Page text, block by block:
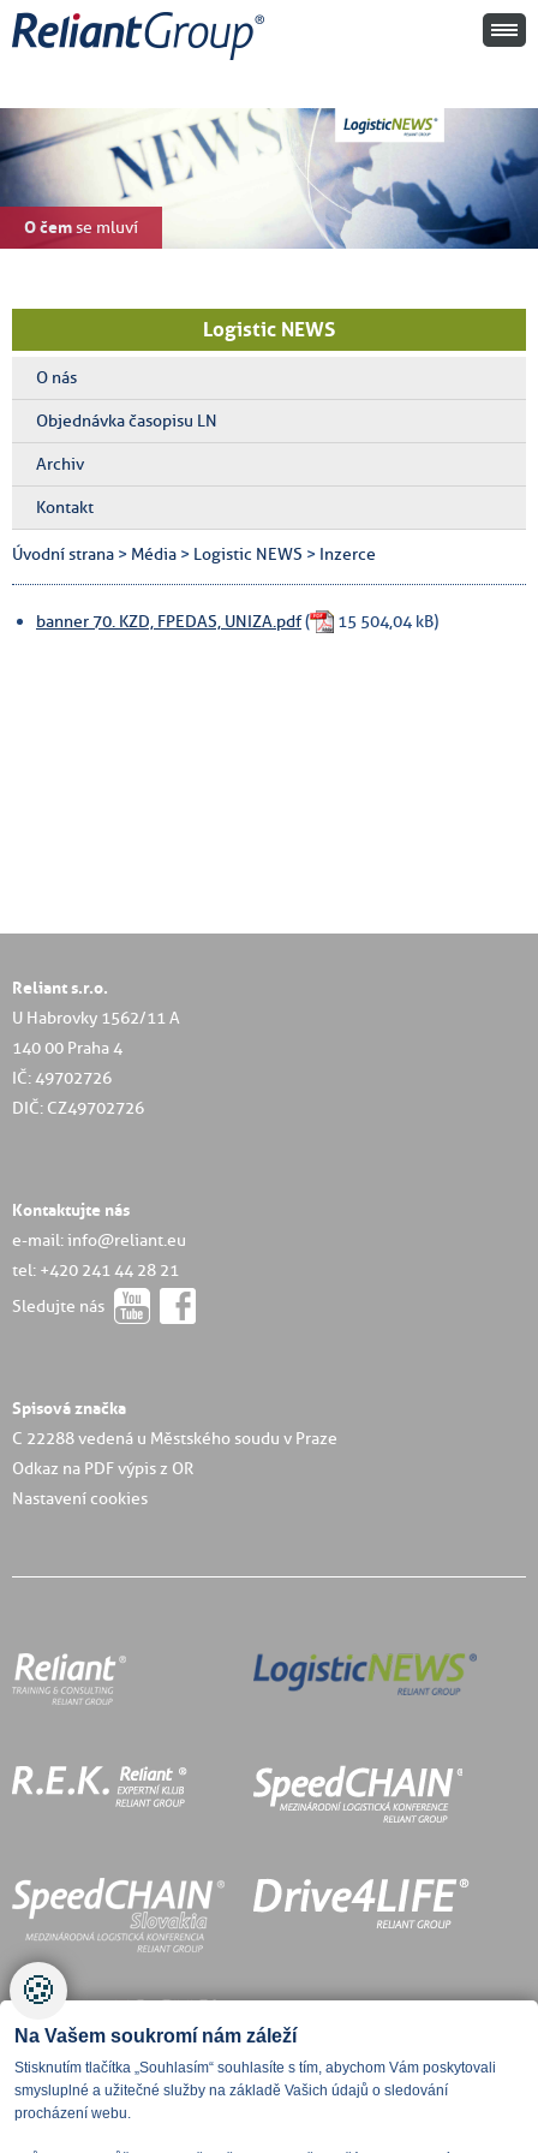
O čemse mluví
Logistic NEWS
O nás
Objednávka časopisu LN
Archiv
Kontakt
Úvodní strana > Média > Logistic NEWS > Inzerce
banner 70. KZD, FPEDAS, UNIZA.pdf( 15 504,04 kB)
Reliant s.r.o.
U Habrovky 1562/11 A
140 00 Praha 4
IČ: 49702726
DIČ: CZ49702726
Kontaktujte nás
e-mail: info@reliant.eu
tel: +420 241 44 28 21
Sledujte nás
Spisová značka
C 22288 vedená u Městského soudu v Praze
Odkaz na PDF výpis z OR
Nastavení cookies
🍪
Na Vašem soukromí nám záleží
Stisknutím tlačítka „Souhlasím“ souhlasíte s tím, abychom Vám poskytovali
smysluplné a užitečné služby na základě Vašich údajů o sledování
procházení webu.